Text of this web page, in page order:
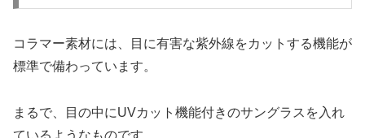
コラマー素材には、目に有害な紫外線をカットする機能が
標準で備わっています。
まるで、目の中にUVカット機能付きのサングラスを入れ
ているようなものです。